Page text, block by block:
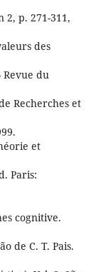
p. 271-311,
des
Revue du
Recherches et
et
Paris:
cognitive.
de C. T. Pais.